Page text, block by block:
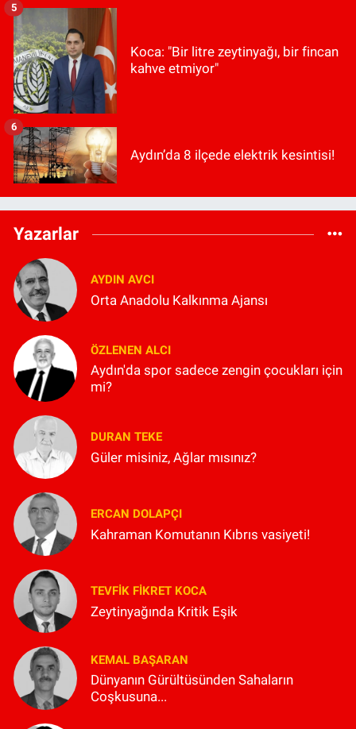
Koca: "Bir litre zeytinyağı, bir fincan
kahve etmiyor"
5
Aydın’da 8 ilçede elektrik kesintisi!
6
Yazarlar
AYDIN AVCI
Orta Anadolu Kalkınma Ajansı
ÖZLENEN ALCI
Aydın'da spor sadece zengin çocukları için
mi?
DURAN TEKE
Güler misiniz, Ağlar mısınız?
ERCAN DOLAPÇI
Kahraman Komutanın Kıbrıs vasiyeti!
TEVFIK FIKRET KOCA
Zeytinyağında Kritik Eşik
KEMAL BAŞARAN
Dünyanın Gürültüsünden Sahaların
Coşkusuna...